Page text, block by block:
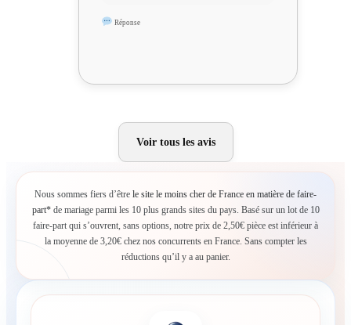
Réponse
Voir tous les avis
Nous sommes fiers d’être le site le moins cher de France en matière de faire-
part*de mariage parmi les 10 plus grands sites du pays. Basé sur un lot de 10
faire-part qui s’ouvrent, sans options, notre prix de 2,50€ pièce est inférieur à
la moyenne de 3,20€ chez nos concurrents en France. Sans compter les
réductions qu’il y a au panier.